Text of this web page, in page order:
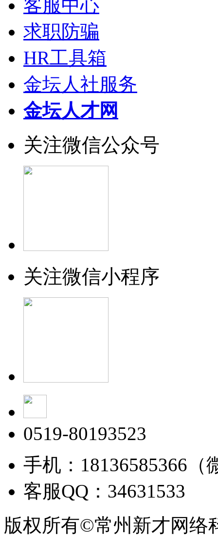
客服中心
求职防骗
HR工具箱
金坛人社服务
金坛人才网
关注微信公众号
关注微信小程序
0519-80193523
手机：18136585366（
客服QQ：34631533
版权所有©常州新才网络